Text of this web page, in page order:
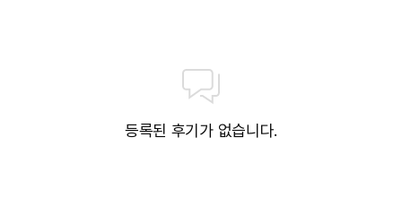
등록된 후기가 없습니다.